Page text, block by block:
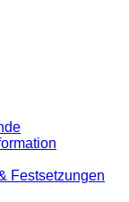
Festsetzungen